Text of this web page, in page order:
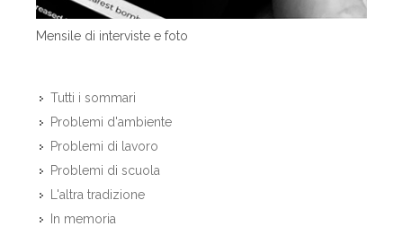
Mensile di interviste e foto
Tutti i sommari
Problemi d'ambiente
Problemi di lavoro
Problemi di scuola
L'altra tradizione
In memoria